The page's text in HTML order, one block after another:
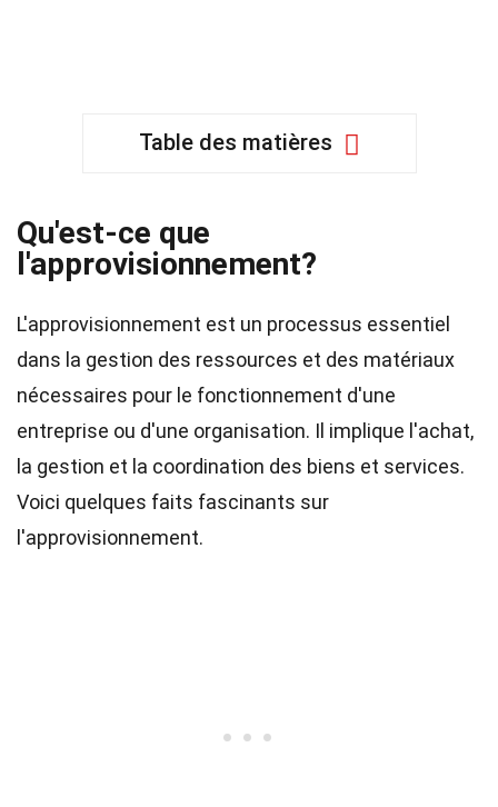
Table des matières
Qu'est-ce que
l'approvisionnement?
L'approvisionnement est un processus essentiel
dans la gestion des ressources et des matériaux
nécessaires pour le fonctionnement d'une
entreprise ou d'une organisation. Il implique l'achat,
la gestion et la coordination des biens et services.
Voici quelques faits fascinants sur
l'approvisionnement.